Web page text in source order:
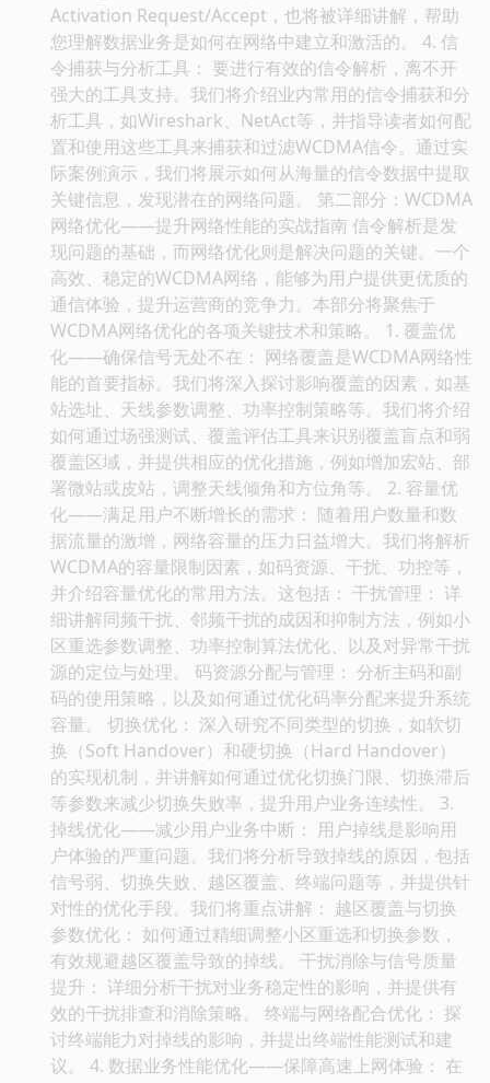
Activation Request/Accept，也将被详细讲解，帮助
您理解数据业务是如何在网络中建立和激活的。 4. 信
令捕获与分析工具： 要进行有效的信令解析，离不开
强大的工具支持。我们将介绍业内常用的信令捕获和分
析工具，如Wireshark、NetAct等，并指导读者如何配
置和使用这些工具来捕获和过滤WCDMA信令。通过实
际案例演示，我们将展示如何从海量的信令数据中提取
关键信息，发现潜在的网络问题。 第二部分：WCDMA
网络优化——提升网络性能的实战指南 信令解析是发
现问题的基础，而网络优化则是解决问题的关键。一个
高效、稳定的WCDMA网络，能够为用户提供更优质的
通信体验，提升运营商的竞争力。本部分将聚焦于
WCDMA网络优化的各项关键技术和策略。 1. 覆盖优
化——确保信号无处不在： 网络覆盖是WCDMA网络性
能的首要指标。我们将深入探讨影响覆盖的因素，如基
站选址、天线参数调整、功率控制策略等。我们将介绍
如何通过场强测试、覆盖评估工具来识别覆盖盲点和弱
覆盖区域，并提供相应的优化措施，例如增加宏站、部
署微站或皮站，调整天线倾角和方位角等。 2. 容量优
化——满足用户不断增长的需求： 随着用户数量和数
据流量的激增，网络容量的压力日益增大。我们将解析
WCDMA的容量限制因素，如码资源、干扰、功控等，
并介绍容量优化的常用方法。这包括： 干扰管理： 详
细讲解同频干扰、邻频干扰的成因和抑制方法，例如小
区重选参数调整、功率控制算法优化、以及对异常干扰
源的定位与处理。 码资源分配与管理： 分析主码和副
码的使用策略，以及如何通过优化码率分配来提升系统
容量。 切换优化： 深入研究不同类型的切换，如软切
换（Soft Handover）和硬切换（Hard Handover）
的实现机制，并讲解如何通过优化切换门限、切换滞后
等参数来减少切换失败率，提升用户业务连续性。 3.
掉线优化——减少用户业务中断： 用户掉线是影响用
户体验的严重问题。我们将分析导致掉线的原因，包括
信号弱、切换失败、越区覆盖、终端问题等，并提供针
对性的优化手段。我们将重点讲解： 越区覆盖与切换
参数优化： 如何通过精细调整小区重选和切换参数，
有效规避越区覆盖导致的掉线。 干扰消除与信号质量
提升： 详细分析干扰对业务稳定性的影响，并提供有
效的干扰排查和消除策略。 终端与网络配合优化： 探
讨终端能力对掉线的影响，并提出终端性能测试和建
议。 4. 数据业务性能优化——保障高速上网体验： 在